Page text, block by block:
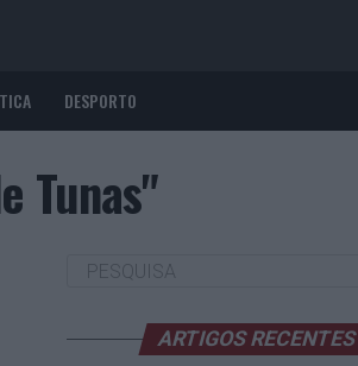
DESPORTO
Tunas"
ARTIGOS RECENTES